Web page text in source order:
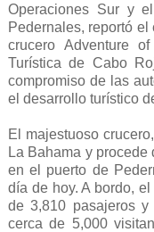
Operaciones Sur y el
Pedernales, reportó el
crucero Adventure
Turística de Cabo
compromiso de las
el desarrollo turístico
El majestuoso
La Bahama y procede
en el puerto de
día de hoy. A bordo,
de 3,810 pasajeros y
cerca de 5,000